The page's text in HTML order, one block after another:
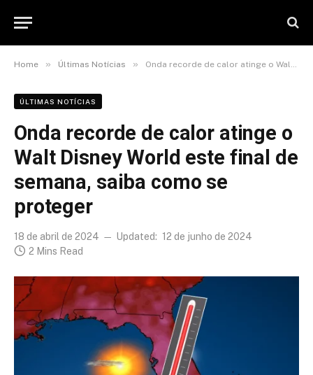
Home » Últimas Notícias » Onda recorde de calor atinge o Walt Disney World este final de semana, saiba como se proteger
ÚLTIMAS NOTÍCIAS
Onda recorde de calor atinge o
Walt Disney World este final de
semana, saiba como se
proteger
18 de abril de 2024 Updated: 12 de junho de 2024
2 Mins Read